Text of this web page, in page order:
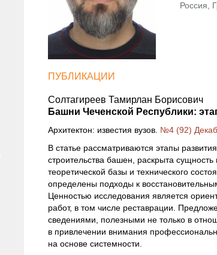
Россия,
ПУБЛИКАЦИИ
Солтагиреев Тамирлан Борисович
Башни Чеченской Республики:
Архитектон: известия вузов. №4 (92)
В статье рассматриваются этапы
строительства башен, раскрыта
теоретической базы и технического
определены подходы к
Ценностью исследования является
работ, в том числе реставрации.
сведениями, полезными не только в
в привлечении внимания
на основе системности.